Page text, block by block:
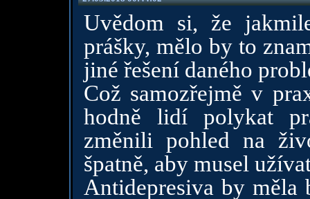
Uvědom si, že
prášky, mělo by to
jiné řešení daného
Což samozřejmě v
hodně lidí polykat
změnili pohled na
špatně, aby musel
Antidepresiva by měla